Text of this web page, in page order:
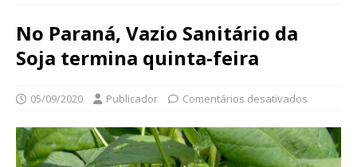
No Paraná, Vazio Sanitário da
Soja termina quinta-feira
05/09/2020 Publicador Comentários desativados